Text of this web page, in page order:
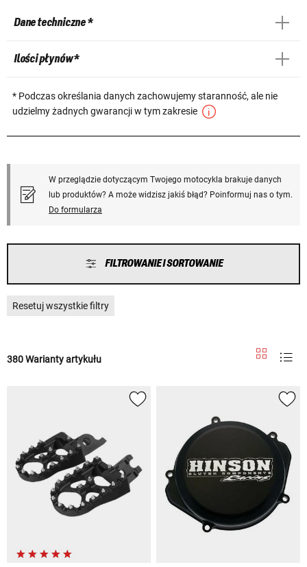
Dane techniczne *
Ilości płynów *
* Podczas określania danych zachowujemy staranność, ale nie
udzielmy żadnych gwarancji w tym zakresie
W przeglądzie dotyczącym Twojego motocykla brakuje danych
lub produktów? A może widzisz jakiś błąd? Poinformuj nas o tym.
Do formularza
FILTROWANIE I SORTOWANIE
Resetuj wszystkie filtry
380 Warianty artykułu